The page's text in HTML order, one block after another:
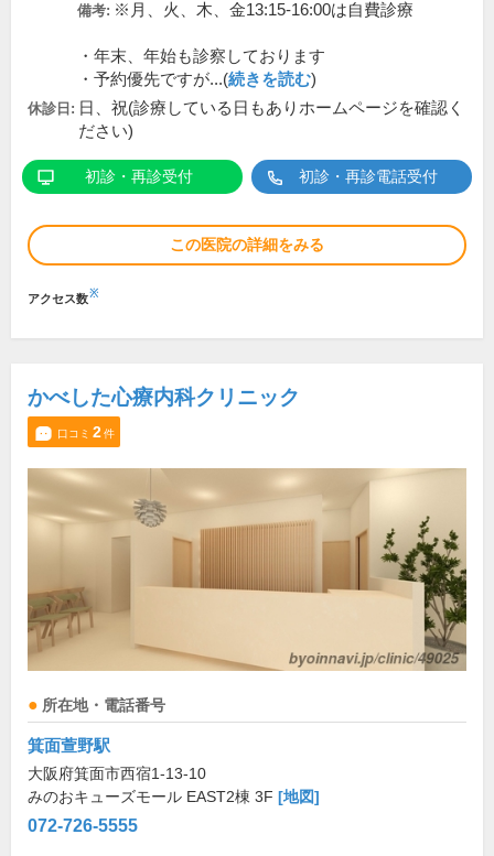
備考: ※月、火、木、金13:15-16:00は自費診療
・年末、年始も診察しております
・予約優先ですが...(続きを読む)
休診日: 日、祝(診療している日もありホームページを確認く
ださい)
初診・再診受付 初診・再診電話受付
この医院の詳細をみる
アクセス数※
かべした心療内科クリニック
口コミ 2件
所在地・電話番号
箕面萱野駅
大阪府箕面市西宿1-13-10
みのおキューズモール EAST2棟 3F [地図]
072-726-5555